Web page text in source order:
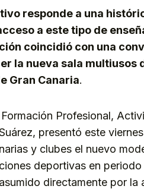
responde a una
a este tipo de
coincidió con una
la nueva sala multiusos
Gran Canaria.
Profesional,
presentó este
y clubes el nuevo
deportivas en
directamente por la